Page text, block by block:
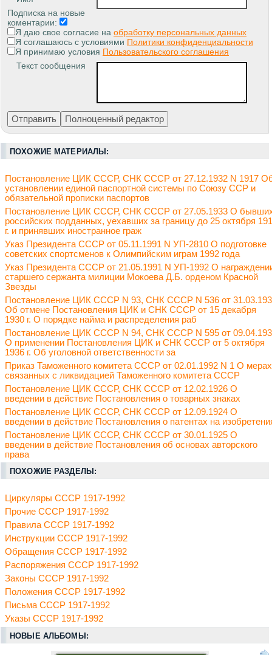
Подписка на новые
коментарии:
Я даю свое согласие на обработку персональных данных
Я соглашаюсь с условиями Политики конфиденциальности
Я принимаю условия Пользовательского соглашения
Текст сообщения
ПОХОЖИЕ МАТЕРИАЛЫ:
Постановление ЦИК СССР, СНК СССР от 27.12.1932 N 1917
установлении единой паспортной системы по Союзу ССР и
обязательной прописки паспортов
Постановление ЦИК СССР, СНК СССР от 27.05.1933 О
российских подданных, уехавших за границу до 25 октября
г. и принявших иностранное граж
Указ Президента СССР от 05.11.1991 N УП-2810 О подготовке
советских спортсменов к Олимпийским играм 1992 года
Указ Президента СССР от 21.05.1991 N УП-1992 О
старшего сержанта милиции Мокоева Д.Б. орденом Красной
Звезды
Постановление ЦИК СССР N 93, СНК СССР N 536 от
Об отмене Постановления ЦИК и СНК СССР от 15 декабря
1930 г. О порядке найма и распределения раб
Постановление ЦИК СССР N 94, СНК СССР N 595 от
О применении Постановления ЦИК и СНК СССР от 5 октября
1936 г. Об уголовной ответственности за
Приказ Таможенного комитета СССР от 02.01.1992 N 1 О
связанных с ликвидацией Таможенного комитета СССР
Постановление ЦИК СССР, СНК СССР от 12.02.1926 О
введении в действие Постановления о товарных знаках
Постановление ЦИК СССР, СНК СССР от 12.09.1924 О
введении в действие Постановления о патентах на
Постановление ЦИК СССР, СНК СССР от 30.01.1925 О
введении в действие Постановления об основах авторского
права
ПОХОЖИЕ РАЗДЕЛЫ:
Циркуляры СССР 1917-1992
Прочие СССР 1917-1992
Правила СССР 1917-1992
Инструкции СССР 1917-1992
Обращения СССР 1917-1992
Распоряжения СССР 1917-1992
Законы СССР 1917-1992
Положения СССР 1917-1992
Письма СССР 1917-1992
Указы СССР 1917-1992
НОВЫЕ АЛЬБОМЫ: